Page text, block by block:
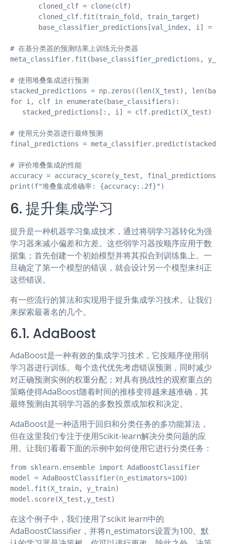
       cloned_clf = clone(clf)
       cloned_clf.fit(train_fold, train_target)
base_classifier_predictions[val_index, i] =
# 在基分类器的预测结果上训练元分类器
meta_classifier.fit(base_classifier_predictions,
# 使用堆叠集成进行预测
stacked_predictions = np.zeros((len(X_test),
for i, clf in enumerate(base_classifiers):
   stacked_predictions[:, i] = clf.predict(X_test)
# 使用元分类器进行最终预测
final_predictions =
# 评价堆叠集成的性能
accuracy = accuracy_score(y_test, final_predictions)
print(f"堆叠集成准确率: {accuracy:.2f}")
6. 提升集成学习
提升是一种机器学习集成技术，通过将弱学习器转化为强
学习器来减小偏差和方差。这些弱学习器按顺序应用于数
据集；首先创建一个初始模型并将其拟合到训练集上。一
旦确定了第一个模型的错误，就会设计另一个模型来纠正
这些错误。
有一些流行的算法和实现用于提升集成学习技术。让我们
来探索最著名的几个。
6.1. AdaBoost
AdaBoost是一种有效的集成学习技术，它按顺序使用弱
学习器进行训练。每个迭代优先考虑错误预测，同时减少
对正确预测实例的权重分配；对具有挑战性的观察重点的
策略使得AdaBoost随着时间的推移变得越来越准确，其
最终预测由其弱学习器的多数投票或加权和决定。
AdaBoost是一种适用于回归和分类任务的多功能算法，
但在这里我们专注于使用Scikit-learn解决分类问题的应
用。让我们看看下面的示例中如何使用它进行分类任务：
from sklearn.ensemble import AdaBoostClassifier
model = AdaBoostClassifier(n_estimators=100)
model.fit(X_train, y_train)
model.score(X_test,y_test)
在这个例子中，我们使用了scikit learn中的
AdaBoostClassifier，并将n_estimators设置为100。默